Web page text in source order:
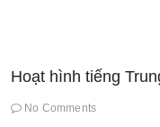
Quốc
Hoạt hình tiếng
No Comments